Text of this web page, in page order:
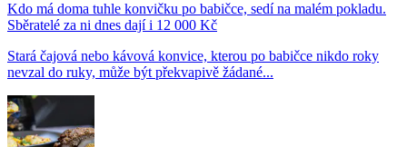
Kdo má doma tuhle konvičku po babičce, sedí na malém pokladu.
Sběratelé za ni dnes dají i 12 000 Kč
Stará čajová nebo kávová konvice, kterou po babičce nikdo roky
nevzal do ruky, může být překvapivě žádané...